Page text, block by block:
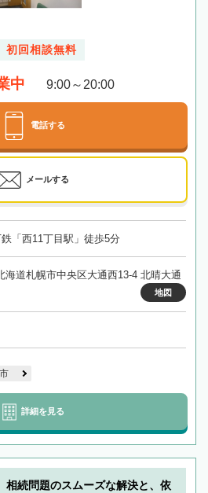
初回相談無料
中 9:00～20:00
電話する
メールする
「西11丁目駅」徒歩5分
海道札幌市中央区大通西13-4 北晴大通
地図
詳細を見る
相続問題のスムーズな解決と、依